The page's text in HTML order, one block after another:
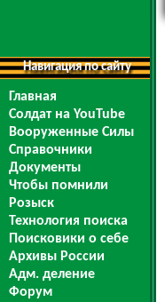
Навигация по сайту
Главная
Солдат на YouTube
Вооруженные Силы
Справочники
Документы
Чтобы помнили
Розыск
Технология поиска
Поисковики о себе
Архивы России
Адм. деление
Форум